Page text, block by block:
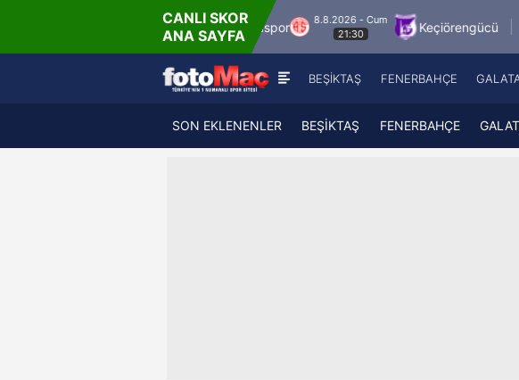
CANLI SKOR
ANA SAYFA
Hesap.com Antalyaspor
8.8.2026 - Cum
21:30
Keçiörengücü Alagöz
BEŞİKTAŞ FENERBAHÇE
SON EKLENENLER BEŞİKTAŞ FENERBAHÇE